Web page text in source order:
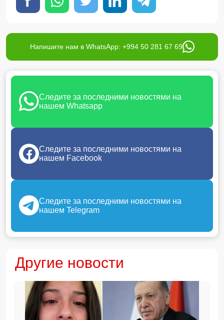
Напишите нам в WhatsApp: +994 50 281 67 69
Следите за последними новостями на
нашем Whatsapp
Следите за последними новостями на
нашем Facebook
Следите за последними новостями на
нашем Telegram
Другие новости